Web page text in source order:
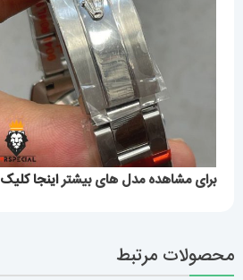
برای مشاهده مدل های بیشتراینجا کلیک
محصولات مرتبط